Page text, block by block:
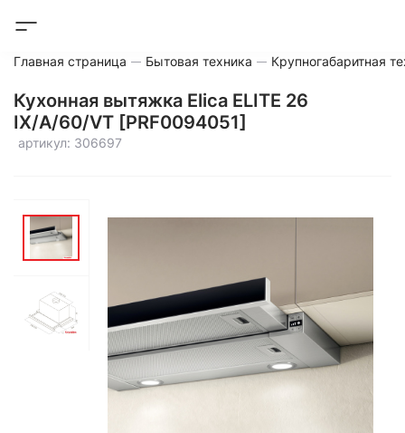
Главная страница Бытовая техника Крупногабаритная
Кухонная вытяжка Elica ELITE 26
IX/A/60/VT [PRF0094051]
артикул: 306697